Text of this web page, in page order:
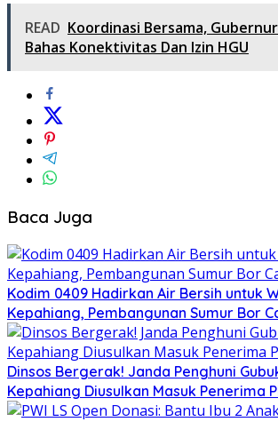
READ Koordinasi Bersama,
Bahas Konektivitas Dan Izin HGU
Baca Juga
Kodim 0409 Hadirkan Air Bersih untuk
Kepahiang, Pembangunan Sumur Bor
Dinsos Bergerak! Janda Penghuni
Kepahiang Diusulkan Masuk Penerima